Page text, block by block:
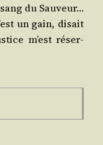
du Sau­veur…
un gain, disait
m’est réser­